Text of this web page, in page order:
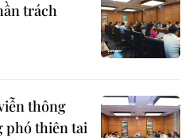
trách
thông
phó thiên tai